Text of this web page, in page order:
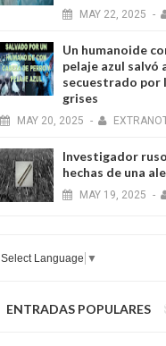
MAY 22, 2025 -
Un humanoide
pelaje azul salvó
secuestrado
grises
MAY 20, 2025 -
Investigador
hechas de una
MAY 19, 2025 -
Select Language ▼
ENTRADAS POPULARES